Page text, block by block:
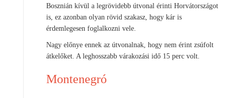
Bosznián kívül a legrövidebb útvonal érinti Horvátországot
is, ez azonban olyan rövid szakasz, hogy kár is
érdemlegesen foglalkozni vele.
Nagy előnye ennek az útvonalnak, hogy nem érint zsúfolt
átkelőket. A leghosszabb várakozási idő 15 perc volt.
Montenegró